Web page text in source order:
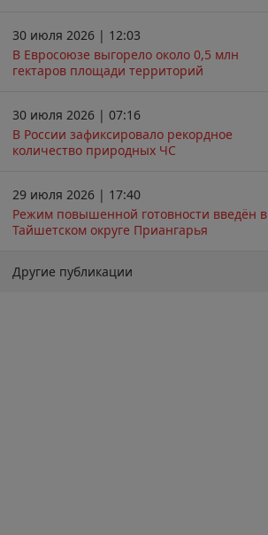
30 июля 2026 | 12:03
В Евросоюзе выгорело около 0,5 млн
гектаров площади территорий
30 июля 2026 | 07:16
В России зафиксировало рекордное
количество природных ЧС
29 июля 2026 | 17:40
Режим повышенной готовности введён в
Тайшетском округе Приангарья
Другие публикации